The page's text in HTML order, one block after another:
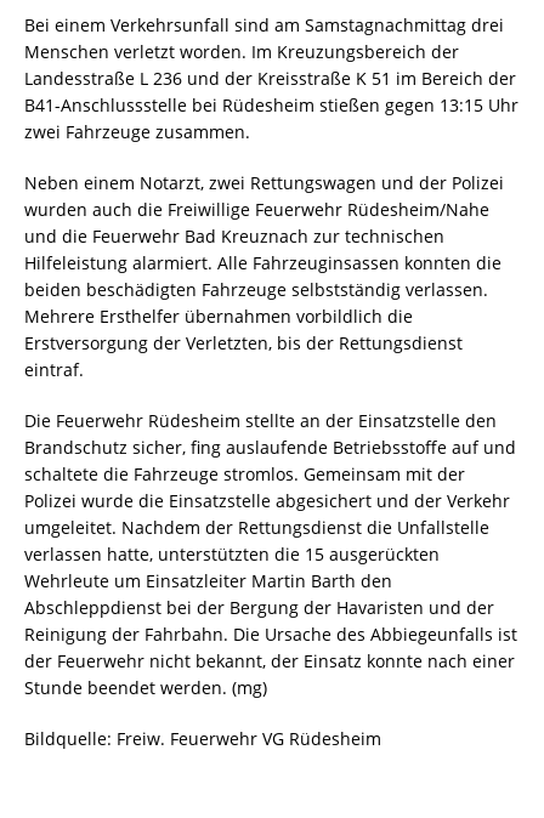
Bei einem Verkehrsunfall sind am Samstagnachmittag drei
Menschen verletzt worden. Im Kreuzungsbereich der
Landesstraße L 236 und der Kreisstraße K 51 im Bereich der
B41-Anschlussstelle bei Rüdesheim stießen gegen 13:15 Uhr
zwei Fahrzeuge zusammen.
Neben einem Notarzt, zwei Rettungswagen und der Polizei
wurden auch die Freiwillige Feuerwehr Rüdesheim/Nahe
und die Feuerwehr Bad Kreuznach zur technischen
Hilfeleistung alarmiert. Alle Fahrzeuginsassen konnten die
beiden beschädigten Fahrzeuge selbstständig verlassen.
Mehrere Ersthelfer übernahmen vorbildlich die
Erstversorgung der Verletzten, bis der Rettungsdienst
eintraf.
Die Feuerwehr Rüdesheim stellte an der Einsatzstelle den
Brandschutz sicher, fing auslaufende Betriebsstoffe auf und
schaltete die Fahrzeuge stromlos. Gemeinsam mit der
Polizei wurde die Einsatzstelle abgesichert und der Verkehr
umgeleitet. Nachdem der Rettungsdienst die Unfallstelle
verlassen hatte, unterstützten die 15 ausgerückten
Wehrleute um Einsatzleiter Martin Barth den
Abschleppdienst bei der Bergung der Havaristen und der
Reinigung der Fahrbahn. Die Ursache des Abbiegeunfalls ist
der Feuerwehr nicht bekannt, der Einsatz konnte nach einer
Stunde beendet werden. (mg)
Bildquelle: Freiw. Feuerwehr VG Rüdesheim